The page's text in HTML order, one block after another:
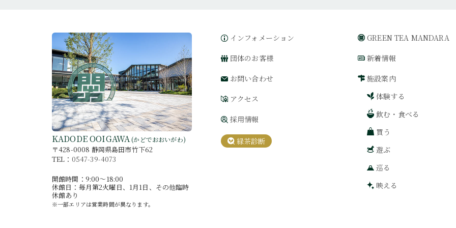
KADODE OOIGAWA (かどでおおいがわ)
〒428-0008 静岡県島田市竹下62
TEL： 0547-39-4073
開館時間：9:00〜18:00
休館日：毎月第2火曜日、1月1日、その他臨時
休館あり
※一部エリアは営業時間が異なります。
インフォメーション
団体のお客様
お問い合わせ
アクセス
採用情報
緑茶診断
GREEN TEA MANDARA
新着情報
施設案内
体験する
飲む・食べる
買う
遊ぶ
巡る
映える